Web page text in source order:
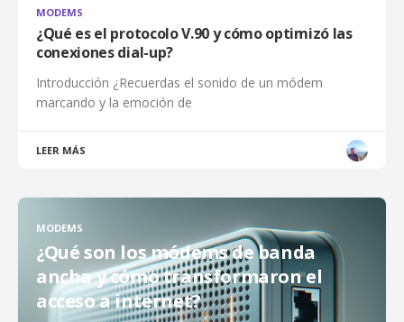
MODEMS
¿Qué es el protocolo V.90 y cómo optimizó las
conexiones dial-up?
Introducción ¿Recuerdas el sonido de un módem
marcando y la emoción de
LEER MÁS
MODEMS
¿Qué son los módems de banda
ancha y cómo transformaron el
acceso a internet?